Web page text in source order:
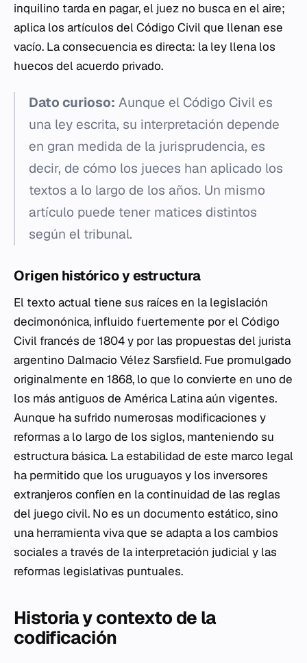
inquilino tarda en pagar, el juez no busca en el aire;
aplica los artículos del Código Civil que llenan ese
vacío. La consecuencia es directa: la ley llena los
huecos del acuerdo privado.
Dato curioso: Aunque el Código Civil es
una ley escrita, su interpretación depende
en gran medida de la jurisprudencia, es
decir, de cómo los jueces han aplicado los
textos a lo largo de los años. Un mismo
artículo puede tener matices distintos
según el tribunal.
Origen histórico y estructura
El texto actual tiene sus raíces en la legislación
decimonónica, influido fuertemente por el Código
Civil francés de 1804 y por las propuestas del jurista
argentino Dalmacio Vélez Sarsfield. Fue promulgado
originalmente en 1868, lo que lo convierte en uno de
los más antiguos de América Latina aún vigentes.
Aunque ha sufrido numerosas modificaciones y
reformas a lo largo de los siglos, manteniendo su
estructura básica. La estabilidad de este marco legal
ha permitido que los uruguayos y los inversores
extranjeros confíen en la continuidad de las reglas
del juego civil. No es un documento estático, sino
una herramienta viva que se adapta a los cambios
sociales a través de la interpretación judicial y las
reformas legislativas puntuales.
Historia y contexto de la
codificación